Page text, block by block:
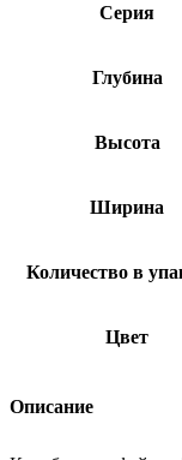
Серия
Глубина
Высота
Ширина
Количество в
Цвет
Описание